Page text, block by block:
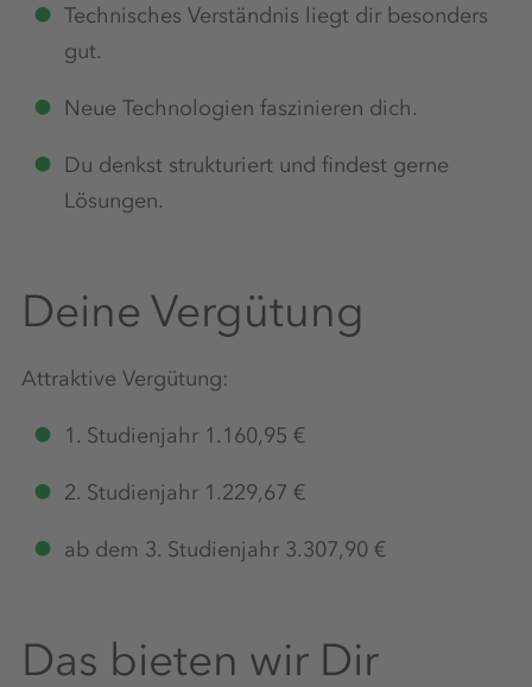
Technisches Verständnis liegt dir besonders
gut.
Neue Technologien faszinieren dich.
Du denkst strukturiert und findest gerne
Lösungen.
Deine Vergütung
Attraktive Vergütung:
1. Studienjahr 1.160,95 €
2. Studienjahr 1.229,67 €
ab dem 3. Studienjahr 3.307,90 €
Das bieten wir Dir